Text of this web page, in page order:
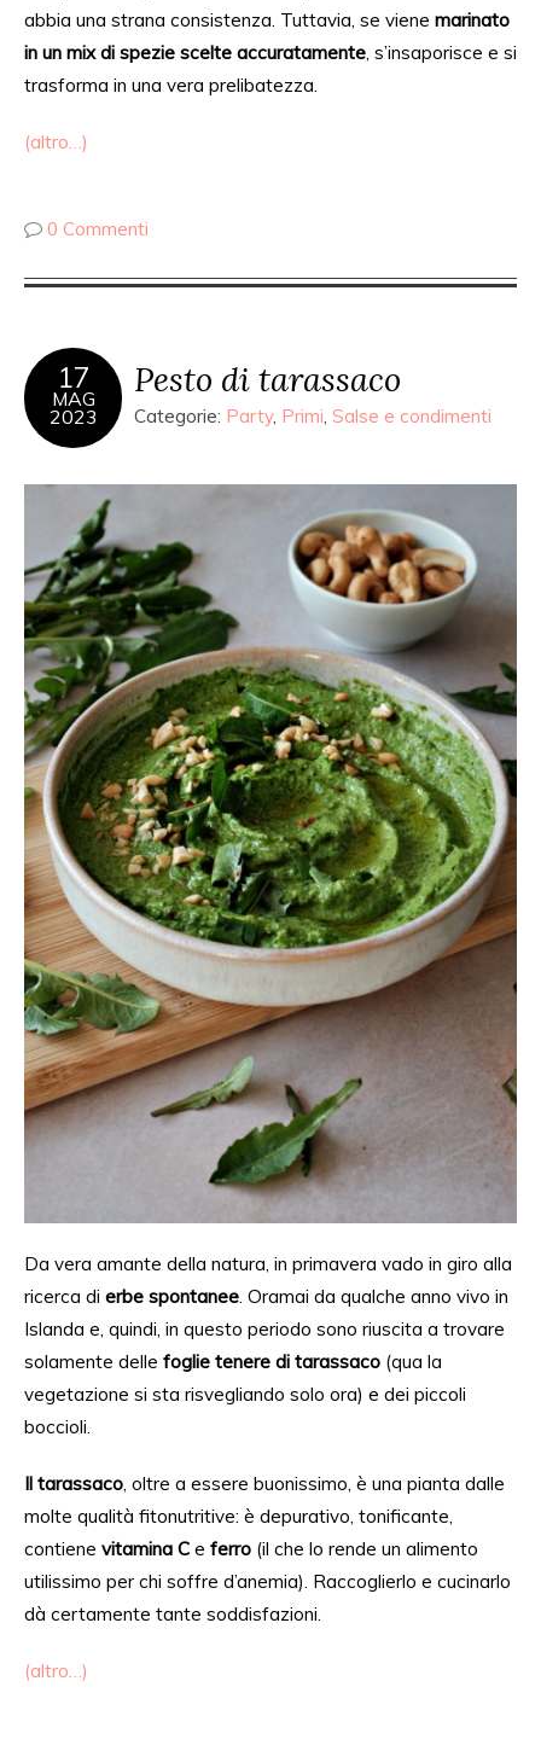
abbia una strana consistenza. Tuttavia, se viene marinato
in un mixdi spezie scelte accuratamente, s’insaporisce e si
trasforma in una vera prelibatezza.
(altro…)
0 Commenti
17
MAG
2023
Pesto di tarassaco
Categorie: Party, Primi, Salse e condimenti
Da vera amante della natura, in primavera vado in giro alla
ricerca di erbe spontanee. Oramai da qualche anno vivo in
Islanda e, quindi, in questo periodo sono riuscita a trovare
solamente delle foglie tenere di tarassaco (qua la
vegetazione si sta risvegliando solo ora) e dei piccoli
boccioli.
Il tarassaco, oltre a essere buonissimo, è una pianta dalle
molte qualità fitonutritive: è depurativo, tonificante,
contiene vitamina C e ferro (il che lo rende un alimento
utilissimo per chi soffre d’anemia). Raccoglierlo e cucinarlo
dà certamente tante soddisfazioni.
(altro…)